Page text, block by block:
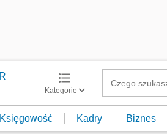
Kategorie
Księgowość Kadry Biznes